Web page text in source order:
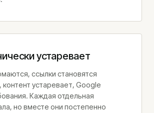
устаревает
ссылки становятся
устаревает, Google
Каждая отдельная
но вместе они постепенно